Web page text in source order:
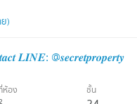
)
𝑳𝑰𝑵𝑬: @𝒔𝒆𝒄𝒓𝒆𝒕𝒑𝒓𝒐𝒑𝒆𝒓𝒕𝒚
อง ชั้น